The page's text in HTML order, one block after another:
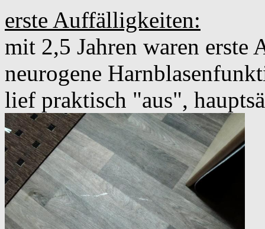
erste Auffälligkeiten:
mit 2,5 Jahren waren
neurogene
lief praktisch "aus",